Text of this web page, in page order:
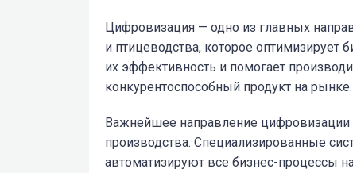
Цифровизация — одно из главных
и птицеводства, которое оптимизирует
их эффективность и помогает
конкурентоспособный продукт на рынке.
Важнейшее направление
производства. Специализированные
автоматизируют все бизнес-процессы